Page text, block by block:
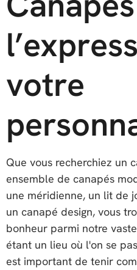
votre
Que vous recherchiez un
ensemble de canapés
une méridienne, un lit de
un canapé design, vous
bonheur parmi notre
étant un lieu où l'on se
est important de tenir